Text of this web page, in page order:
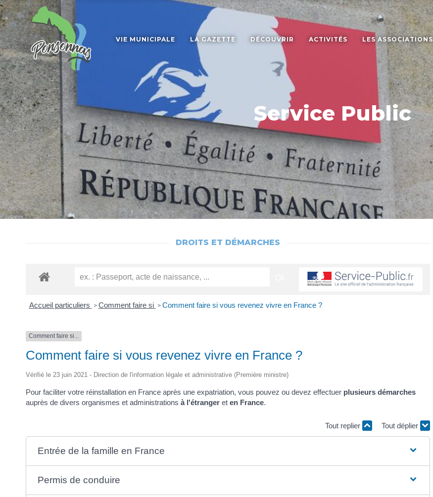
VIE MUNICIPALE LA GAZETTE DÉCOUVRIR ACTIVITÉS LES ASSOCIATIONS
Service Public
DROITS ET DÉMARCHES
Accueil particuliers > Comment faire si > Comment faire si vous revenez vivre en France ?
Comment faire si...
Comment faire si vous revenez vivre en France ?
Vérifié le 23 juin 2021 - Direction de l'information légale et administrative (Première ministre)
Pour faciliter votre réinstallation en France après une expatriation, vous pouvez ou devez effectuer plusieurs démarches
auprès de divers organismes et administrations à l'étranger et en France.
Tout replier Tout déplier
Entrée de la famille en France
Permis de conduire